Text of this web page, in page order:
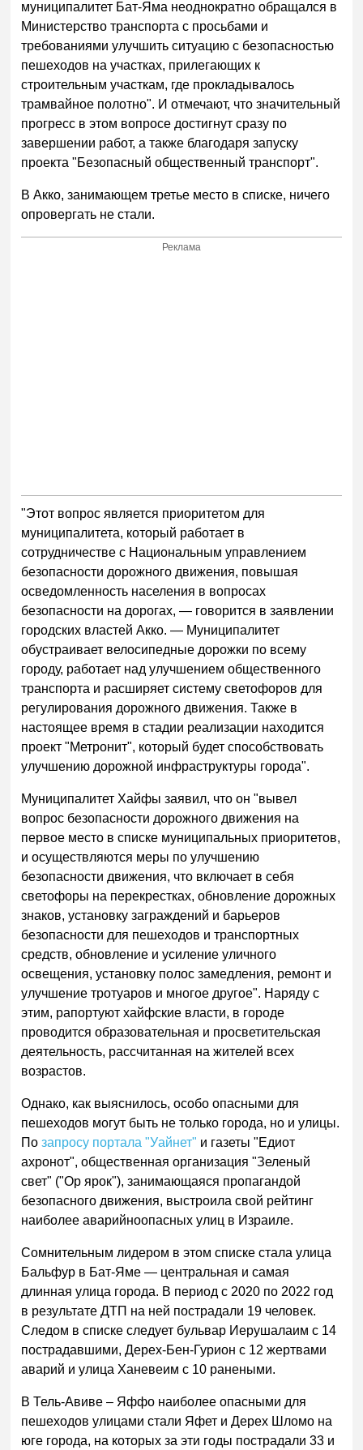
муниципалитет Бат-Яма неоднократно обращался в
Министерство транспорта с просьбами и
требованиями улучшить ситуацию с безопасностью
пешеходов на участках, прилегающих к
строительным участкам, где прокладывалось
трамвайное полотно". И отмечают, что значительный
прогресс в этом вопросе достигнут сразу по
завершении работ, а также благодаря запуску
проекта "Безопасный общественный транспорт".
В Акко, занимающем третье место в списке, ничего
опровергать не стали.
Реклама
"Этот вопрос является приоритетом для
муниципалитета, который работает в
сотрудничестве с Национальным управлением
безопасности дорожного движения, повышая
осведомленность населения в вопросах
безопасности на дорогах, — говорится в заявлении
городских властей Акко. — Муниципалитет
обустраивает велосипедные дорожки по всему
городу, работает над улучшением общественного
транспорта и расширяет систему светофоров для
регулирования дорожного движения. Также в
настоящее время в стадии реализации находится
проект "Метронит", который будет способствовать
улучшению дорожной инфраструктуры города".
Муниципалитет Хайфы заявил, что он "вывел
вопрос безопасности дорожного движения на
первое место в списке муниципальных приоритетов,
и осуществляются меры по улучшению
безопасности движения, что включает в себя
светофоры на перекрестках, обновление дорожных
знаков, установку заграждений и барьеров
безопасности для пешеходов и транспортных
средств, обновление и усиление уличного
освещения, установку полос замедления, ремонт и
улучшение тротуаров и многое другое". Наряду с
этим, рапортуют хайфские власти, в городе
проводится образовательная и просветительская
деятельность, рассчитанная на жителей всех
возрастов.
Однако, как выяснилось, особо опасными для
пешеходов могут быть не только города, но и улицы.
Позапросу портала "Уайнет" и газеты "Едиот
ахронот", общественная организация "Зеленый
свет" ("Ор ярок"), занимающаяся пропагандой
безопасного движения, выстроила свой рейтинг
наиболее аварийноопасных улиц в Израиле.
Сомнительным лидером в этом списке стала улица
Бальфур в Бат-Яме — центральная и самая
длинная улица города. В период с 2020 по 2022 год
в результате ДТП на ней пострадали 19 человек.
Следом в списке следует бульвар Иерушалаим с 14
пострадавшими, Дерех-Бен-Гурион с 12 жертвами
аварий и улица Ханевеим с 10 ранеными.
В Тель-Авиве – Яффо наиболее опасными для
пешеходов улицами стали Яфет и Дерех Шломо на
юге города, на которых за эти годы пострадали 33 и